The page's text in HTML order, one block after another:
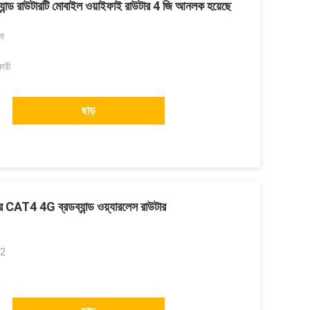
রাউটারটি মোবাইল ওয়াইফাই রাউটার 4 জি আনলক হয়েছে
ছাড়
4G ব্রডব্যান্ড ওয়্যারলেস রাউটার